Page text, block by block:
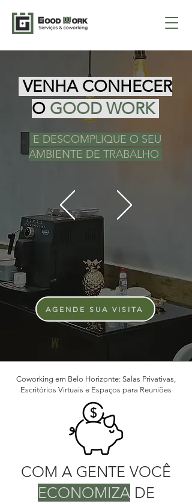
VENHA CONHECER
O GOOD WORK
E DESCOMPLIQUE O SEU
AMBIENTE DE TRABALHO
AGENDE SUA VISITA
Coworking em Belo Horizonte: Salas Privativas,
Escritórios Virtuais e Espaços para Reuniões
COM A GENTE VOCÊ
ECONOMIZA DE